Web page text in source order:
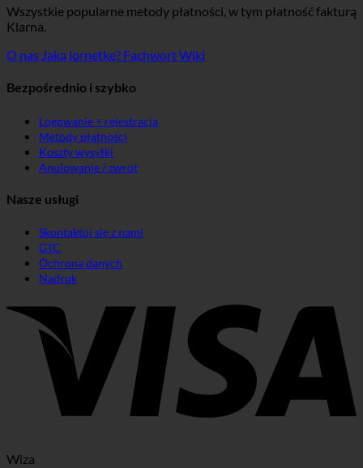
Wszystkie popularne metody płatności, w tym płatność fakturą
Klarna.
O nas Jaką lornetkę? Fachwort Wiki
Bezpośrednio i szybko
Logowanie + rejestracja
Metody płatności
Koszty wysyłki
Anulowanie / zwrot
Nasze usługi
Skontaktuj się z nami
GTC
Ochrona danych
Nadruk
Wiza